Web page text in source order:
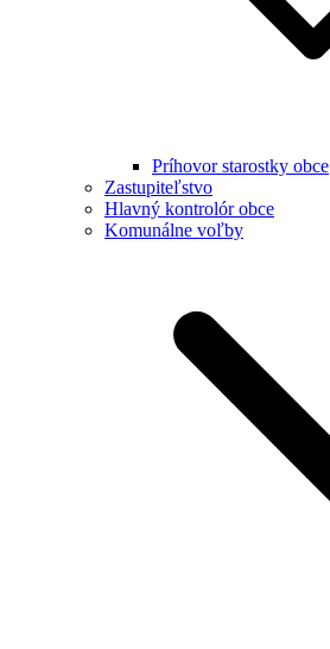
Príhovor starostky obce
Zastupiteľstvo
Hlavný kontrolór obce
Komunálne voľby